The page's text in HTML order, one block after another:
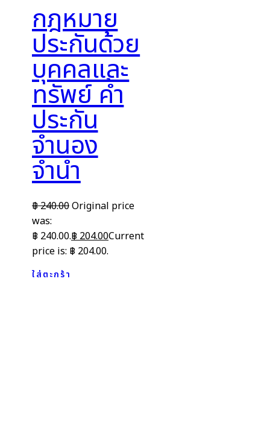
กฎหมาย
ประกันด้วย
บุคคลและ
ทรัพย์ ค้ำ
ประกัน
จำนอง
จำนำ
฿240.00Original price
was:
฿ 240.00.฿ 204.00Current
price is: ฿ 204.00.
ใส่ตะกร้า